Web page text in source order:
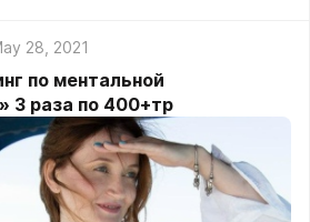
28, 2021
по ментальной
3 раза по 400+тр